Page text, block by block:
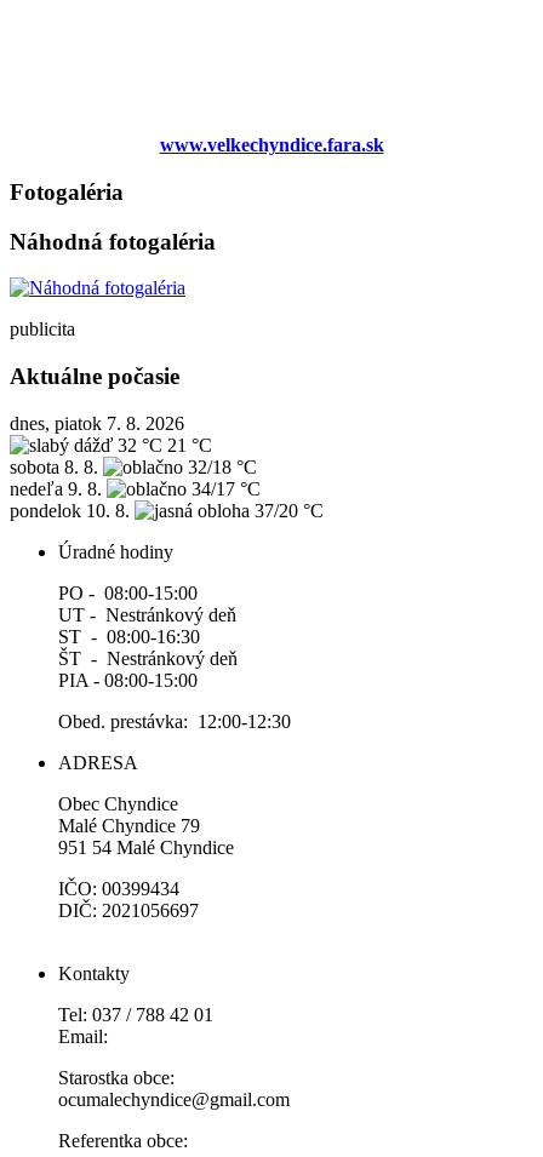
www.velkechyndice.fara.sk
Fotogaléria
Náhodná fotogaléria
publicita
Aktuálne počasie
dnes, piatok 7. 8. 2026
32 °C 21 °C
sobota 8. 8.
32/18 °C
nedeľa 9. 8.
34/17 °C
pondelok 10. 8.
37/20 °C
Úradné hodiny
PO - 08:00-15:00
UT - Nestránkový deň
ST - 08:00-16:30
ŠT - Nestránkový deň
PIA - 08:00-15:00
Obed. prestávka: 12:00-12:30
ADRESA
Obec Chyndice
Malé Chyndice 79
951 54 Malé Chyndice
IČO: 00399434
DIČ: 2021056697
Kontakty
Tel: 037 / 788 42 01
Email:
Starostka obce:
ocumalechyndice@gmail.com
Referentka obce: